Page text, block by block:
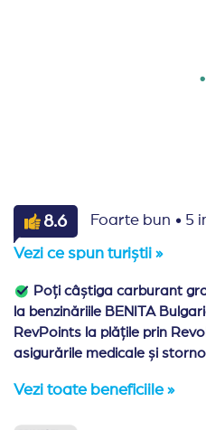
8.6 Foarte bun · 5
Vezi ce spun turiștii »
Poți câștiga carburant
la benzinăriile BENITA
RevPoints la plățile prin
asigurările medicale și storno
Vezi toate beneficiile »